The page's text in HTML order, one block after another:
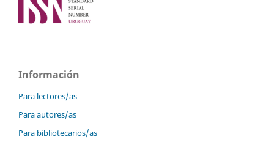
Información
Para lectores/as
Para autores/as
Para bibliotecarios/as